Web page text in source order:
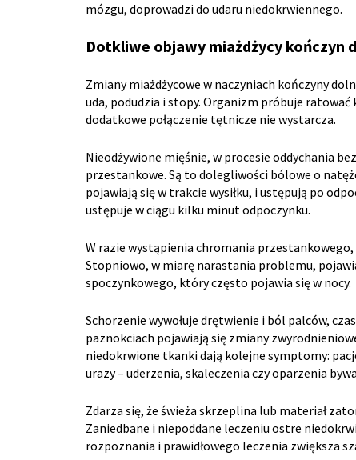
mózgu, doprowadzi do udaru niedokrwiennego.
Dotkliwe objawy miażdżycy kończyn
Zmiany miażdżycowe w naczyniach kończyny
uda, podudzia i stopy. Organizm próbuje
dodatkowe połączenie tętnicze nie wystarcza.
Nieodżywione mięśnie, w procesie oddychania
przestankowe. Są to dolegliwości bólowe o
pojawiają się w trakcie wysiłku, i ustępują po
ustępuje w ciągu kilku minut odpoczynku.
W razie wystąpienia chromania
Stopniowo, w miarę narastania problemu,
spoczynkowego, który często pojawia się w nocy.
Schorzenie wywołuje drętwienie i ból palców,
paznokciach pojawiają się zmiany
niedokrwione tkanki dają kolejne symptomy:
urazy – uderzenia, skaleczenia czy oparzenia
Zdarza się, że świeża skrzeplina lub materiał
Zaniedbane i niepoddane leczeniu ostre
rozpoznania i prawidłowego leczenia zwiększa